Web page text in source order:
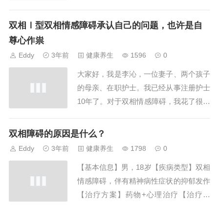
门诊，父亲陪着他来的情感治愈，小白当
双相Ⅰ型双相情感障碍承认自己的问题，也许是自
尊心作祟
Eddy 3年前 健康养生 1596 0
大家好，我是李沁，一位妻子、两个孩子
的母亲、在职护士。我已经从事注册护士
10年了。对于双相情感障碍，我花了很多
羞于承认，也许是压根不觉得是一种病。
双相障碍的原因是什么？
Eddy 3年前 健康养生 1798 0
【基本信息】男，18岁【疾病类型】双相
情感障碍，伴有精神病性症状的抑郁发作
【治疗方案】药物+心理治疗【治疗周